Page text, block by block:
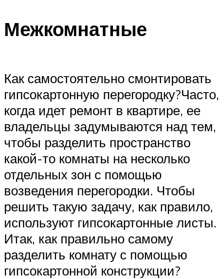
Межкомнатные
Как самостоятельно смонтировать
гипсокартонную перегородку?Часто,
когда идет ремонт в квартире, ее
владельцы задумываются над тем,
чтобы разделить пространство
какой-то комнаты на несколько
отдельных зон с помощью
возведения перегородки. Чтобы
решить такую задачу, как правило,
используют гипсокартонные листы.
Итак, как правильно самому
разделить комнату с помощью
гипсокартонной конструкции?